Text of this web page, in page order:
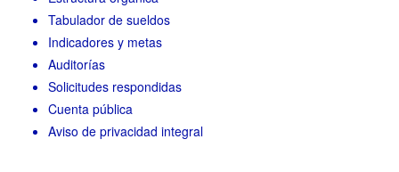
Tabulador de sueldos
Indicadores y metas
Auditorías
Solicitudes respondidas
Cuenta pública
Aviso de privacidad integral